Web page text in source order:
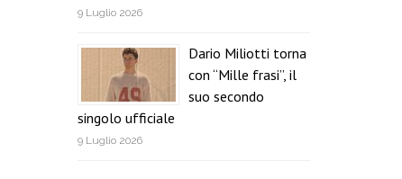
9 Luglio 2026
Dario Miliotti torna
con “Mille frasi”, il
suo secondo
singolo ufficiale
9 Luglio 2026